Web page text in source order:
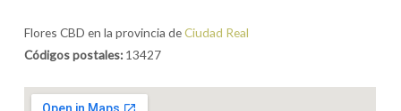
Flores CBD en la provincia deCiudad Real
Códigos postales: 13427